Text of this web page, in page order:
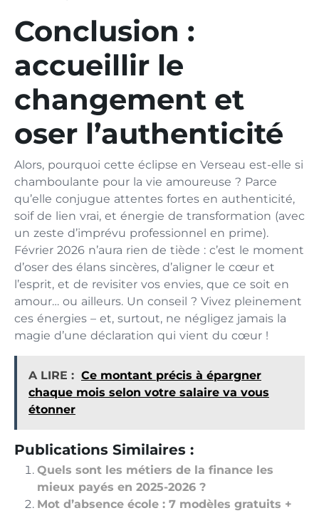
Conclusion :
accueillir le
changement et
oser l’authenticité
Alors, pourquoi cette éclipse en Verseau est-elle si
chamboulante pour la vie amoureuse ? Parce
qu’elle conjugue attentes fortes en authenticité,
soif de lien vrai, et énergie de transformation (avec
un zeste d’imprévu professionnel en prime).
Février 2026 n’aura rien de tiède : c’est le moment
d’oser des élans sincères, d’aligner le cœur et
l’esprit, et de revisiter vos envies, que ce soit en
amour… ou ailleurs. Un conseil ? Vivez pleinement
ces énergies – et, surtout, ne négligez jamais la
magie d’une déclaration qui vient du cœur !
A LIRE : Ce montant précis à épargner
chaque mois selon votre salaire va vous
étonner
Publications Similaires :
Quels sont les métiers de la finance les
mieux payés en 2025-2026 ?
Mot d’absence école : 7 modèles gratuits +